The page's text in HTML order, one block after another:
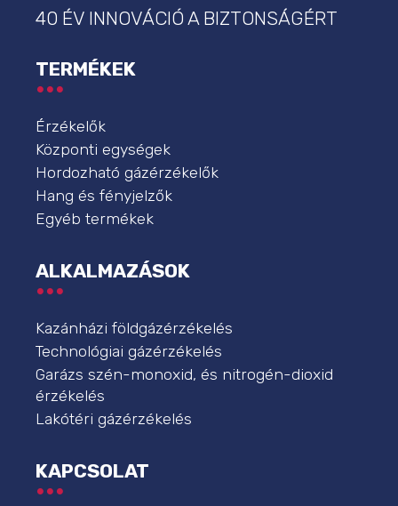
40 ÉV INNOVÁCIÓ A BIZTONSÁGÉRT
TERMÉKEK
Érzékelők
Központi egységek
Hordozható gázérzékelők
Hang és fényjelzők
Egyéb termékek
ALKALMAZÁSOK
Kazánházi földgázérzékelés
Technológiai gázérzékelés
Garázs szén-monoxid, és nitrogén-dioxid
érzékelés
Lakótéri gázérzékelés
KAPCSOLAT